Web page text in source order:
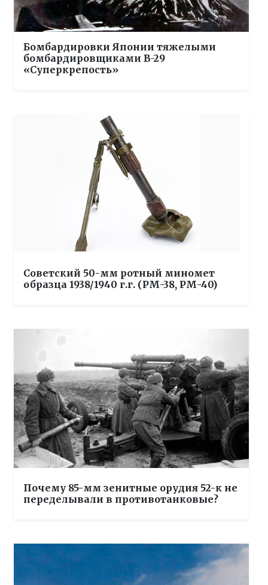
Бомбардировки Японии тяжелыми
бомбардировщиками B-29
«Суперкрепость»
Советский 50-мм ротный миномет
образца 1938/1940 г.г. (РМ-38, РМ-40)
Почему 85-мм зенитные орудия 52-к не
переделывали в противотанковые?